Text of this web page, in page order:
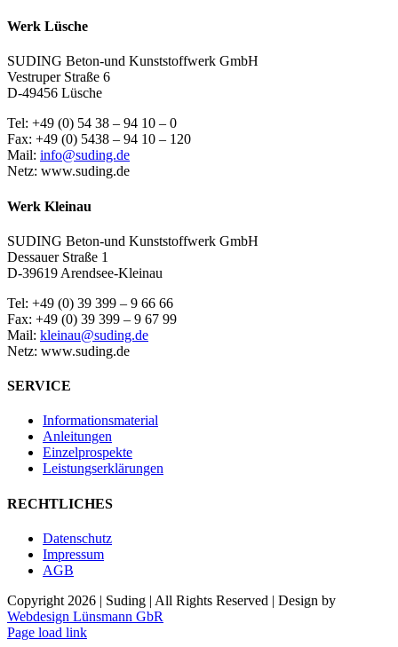
Werk Lüsche
SUDING Beton-und Kunststoffwerk GmbH
Vestruper Straße 6
D-49456 Lüsche
Tel: +49 (0) 54 38 – 94 10 – 0
Fax: +49 (0) 5438 – 94 10 – 120
Mail: info@suding.de
Netz: www.suding.de
Werk Kleinau
SUDING Beton-und Kunststoffwerk GmbH
Dessauer Straße 1
D-39619 Arendsee-Kleinau
Tel: +49 (0) 39 399 – 9 66 66
Fax: +49 (0) 39 399 – 9 67 99
Mail: kleinau@suding.de
Netz: www.suding.de
SERVICE
Informationsmaterial
Anleitungen
Einzelprospekte
Leistungserklärungen
RECHTLICHES
Datenschutz
Impressum
AGB
Copyright 2026 | Suding | All Rights Reserved | Design by
Webdesign Lünsmann GbR
Page load link